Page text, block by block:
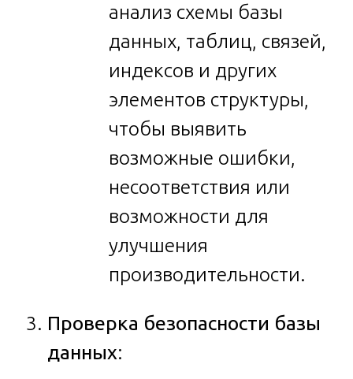
анализ схемы базы
данных, таблиц, связей,
индексов и других
элементов структуры,
чтобы выявить
возможные ошибки,
несоответствия или
возможности для
улучшения
производительности.
Проверка безопасности базы
данных: